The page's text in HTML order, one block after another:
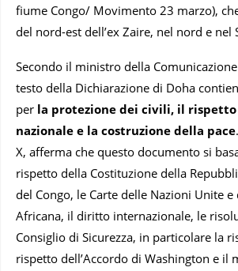
fiume Congo/ Movimento 23 marzo),
del nord-est dell’ex Zaire, nel nord e nel
Secondo il ministro della
testo della Dichiarazione di Doha
per la protezione dei civili, il
nazionale e la costruzione della pace
X, afferma che questo documento si
rispetto della Costituzione della
del Congo, le Carte delle Nazioni Unite e
Africana, il diritto internazionale, le
Consiglio di Sicurezza, in particolare la
rispetto dell’Accordo di Washington e il